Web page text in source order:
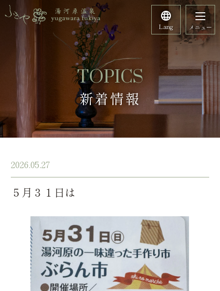
Lang メニュー
TOPICS
新着情報
2026.05.27
５月３１日は